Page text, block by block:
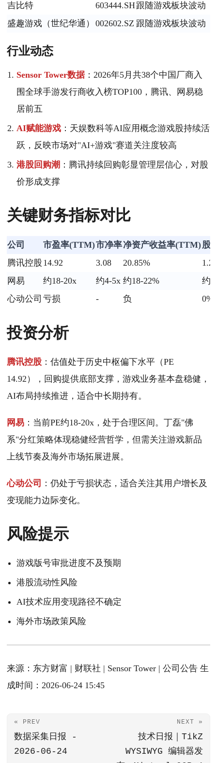
吉比特
603444.SH跟随游戏板块波动
盛趣游戏（世纪华通） 002602.SZ 跟随游戏板块波动
行业动态
Sensor Tower数据：2026年5月共38个中国厂商入
围全球手游发行商收入榜TOP100，腾讯、网易稳
居前五
AI赋能游戏 ：天娱数科等AI应用概念游戏股持续活
跃，反映市场对"AI+游戏"赛道关注度较高
港股回购潮 ：腾讯持续回购彰显管理层信心，对股
价形成支撑
关键财务指标对比
公司 市盈率(TTM)市净率净资产收益率(TTM)股
腾讯控股 14.92 3.08 20.85%
网易
约18-20x 约4-5x 约18-22%
约
心动公司 亏损 - 负 0%
投资分析
腾讯控股 ：估值处于历史中枢偏下水平（PE
14.92），回购提供底部支撑，游戏业务基本盘稳健，
AI布局持续推进，适合中长期持有。
网易 ：当前PE约18-20x，处于合理区间。丁磊"佛
系"分红策略体现稳健经营哲学，但需关注游戏新品
上线节奏及海外市场拓展进展。
心动公司
：仍处于亏损状态，适合关注其用户增长及
变现能力边际变化。
风险提示
游戏版号审批进度不及预期
港股流动性风险
AI技术应用变现路径不确定
海外市场政策风险
来源：东方财富 | 财联社 | Sensor Tower | 公司公告 生
成时间：2026-06-24 15:45
« PREV
数据采集日报 -
2026-06-24
NEXT »
技术日报｜TikZ
WYSIWYG 编辑器发